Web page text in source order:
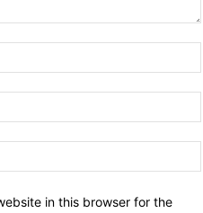
in this browser for the